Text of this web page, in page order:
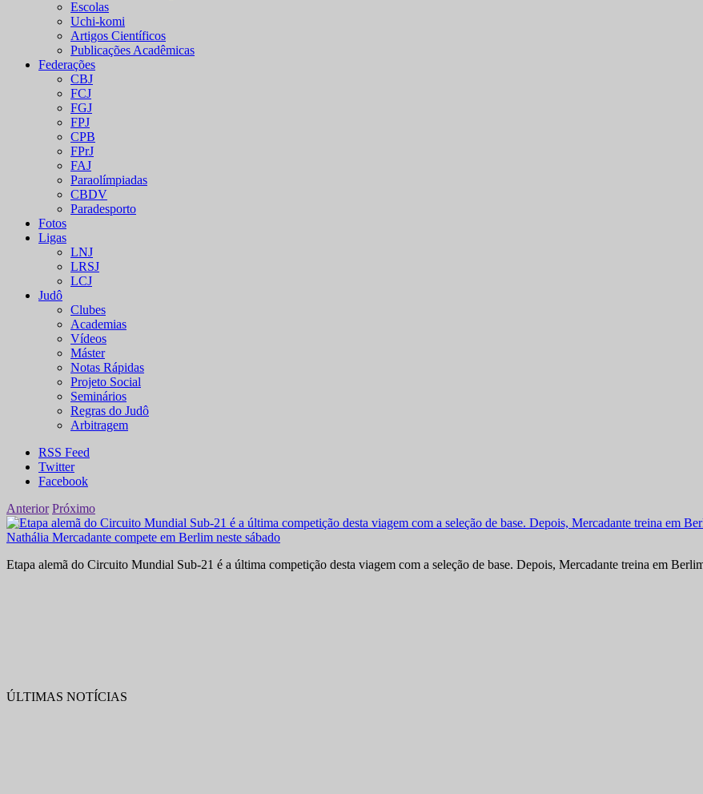
Escolas
Uchi-komi
Artigos Científicos
Publicações Acadêmicas
Federações
CBJ
FCJ
FGJ
FPJ
CPB
FPrJ
FAJ
Paraolímpiadas
CBDV
Paradesporto
Fotos
Ligas
LNJ
LRSJ
LCJ
Judô
Clubes
Academias
Vídeos
Máster
Notas Rápidas
Projeto Social
Seminários
Regras do Judô
Arbitragem
RSS Feed
Twitter
Facebook
Anterior Próximo
Nathália Mercadante compete em Berlim neste sábado
Etapa alemã do Circuito Mundial Sub-21 é a última competição desta viagem com a seleção de base. Depois, Mercadante treina em
ÚLTIMAS NOTÍCIAS